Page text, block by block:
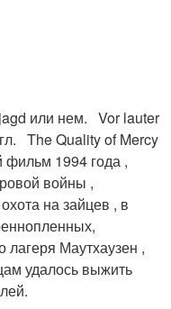
или нем. Vor lauter
The Quality of Mercy
фильм 1994 года ,
войны ,
на зайцев , в
лагеря Маутхаузен ,
удалось выжить